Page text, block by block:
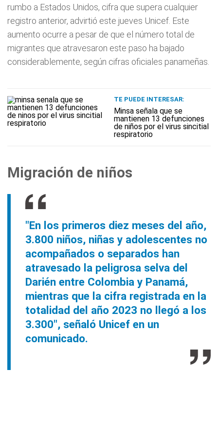
rumbo a Estados Unidos, cifra que supera cualquier
registro anterior, advirtió este jueves Unicef. Este
aumento ocurre a pesar de que el número total de
migrantes que atravesaron este paso ha bajado
considerablemente, según cifras oficiales panameñas.
TE PUEDE INTERESAR:
Minsa señala que se
mantienen 13 defunciones
de niños por el virus sincitial
respiratorio
Migración de niños
"En los primeros diez meses del año,
3.800 niños, niñas y adolescentes no
acompañados o separados han
atravesado la peligrosa selva del
Darién entre Colombia y Panamá,
mientras que la cifra registrada en la
totalidad del año 2023 no llegó a los
3.300", señaló Unicef en un
comunicado.